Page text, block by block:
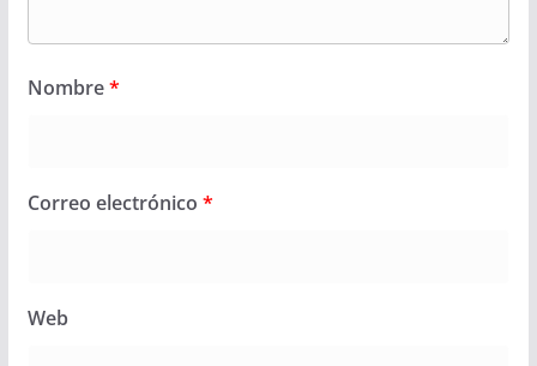
Nombre*
Correo electrónico *
Web